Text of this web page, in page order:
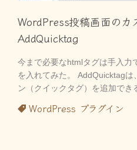
WordPress投稿画面の
AddQuicktag
今まで必要なhtmlタグは手入力
を入れてみた。 AddQuicktag
ン（クイックタグ）を追加でき
WordPress プラグイン